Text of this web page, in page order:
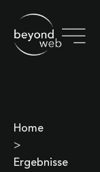
Home
>
Ergebnisse